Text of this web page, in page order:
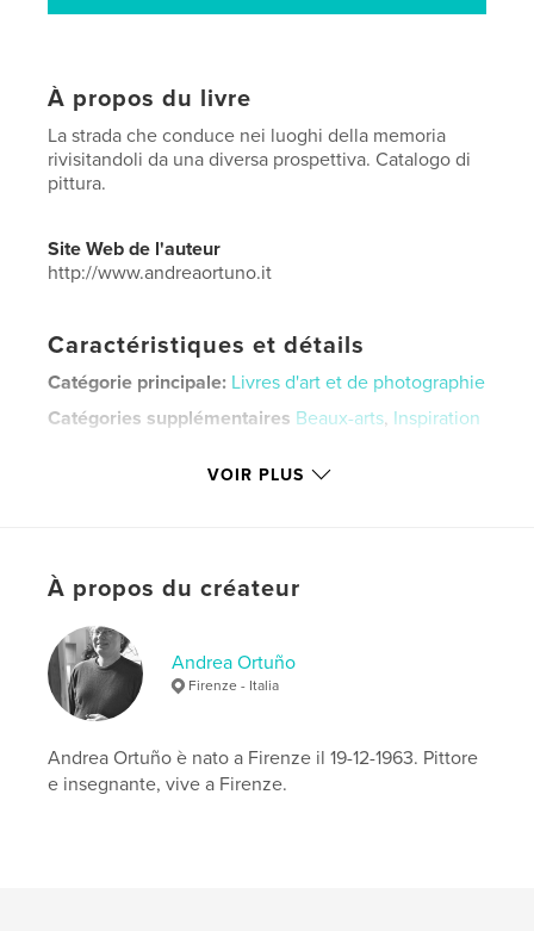
À propos du livre
La strada che conduce nei luoghi della memoria
rivisitandoli da una diversa prospettiva. Catalogo di
pittura.
Site Web de l'auteur
http://www.andreaortuno.it
Caractéristiques et détails
Catégorie principale: Livres d'art et de photographie
Catégories supplémentaires Beaux-arts, Inspiration
Mots-clés
VOIR PLUS
À propos du créateur
Andrea Ortuño
Firenze - Italia
Andrea Ortuño è nato a Firenze il 19-12-1963. Pittore
e insegnante, vive a Firenze.